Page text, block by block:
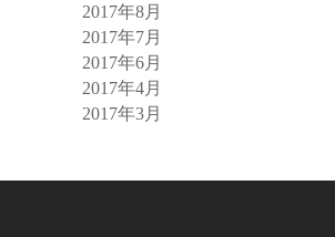
2017年8月
2017年7月
2017年6月
2017年4月
2017年3月